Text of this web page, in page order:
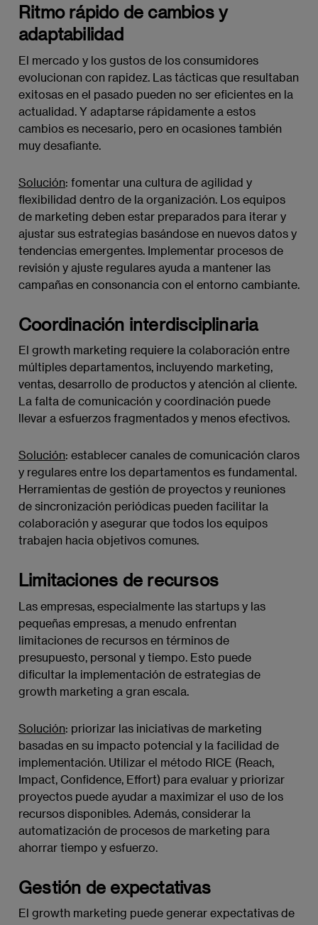
Ritmo rápido de cambios y
adaptabilidad
El mercado y los gustos de los consumidores
evolucionan con rapidez. Las tácticas que resultaban
exitosas en el pasado pueden no ser eficientes en la
actualidad. Y adaptarse rápidamente a estos
cambios es necesario, pero en ocasiones también
muy desafiante.
Solución: fomentar una cultura de agilidad y
flexibilidad dentro de la organización. Los equipos
de marketing deben estar preparados para iterar y
ajustar sus estrategias basándose en nuevos datos y
tendencias emergentes. Implementar procesos de
revisión y ajuste regulares ayuda a mantener las
campañas en consonancia con el entorno cambiante.
Coordinación interdisciplinaria
El growth marketing requiere la colaboración entre
múltiples departamentos, incluyendo marketing,
ventas, desarrollo de productos y atención al cliente.
La falta de comunicación y coordinación puede
llevar a esfuerzos fragmentados y menos efectivos.
Solución: establecer canales de comunicación claros
y regulares entre los departamentos es fundamental.
Herramientas de gestión de proyectos y reuniones
de sincronización periódicas pueden facilitar la
colaboración y asegurar que todos los equipos
trabajen hacia objetivos comunes.
Limitaciones de recursos
Las empresas, especialmente las startups y las
pequeñas empresas, a menudo enfrentan
limitaciones de recursos en términos de
presupuesto, personal y tiempo. Esto puede
dificultar la implementación de estrategias de
growth marketing a gran escala.
Solución: priorizar las iniciativas de marketing
basadas en su impacto potencial y la facilidad de
implementación. Utilizar el método RICE (Reach,
Impact, Confidence, Effort) para evaluar y priorizar
proyectos puede ayudar a maximizar el uso de los
recursos disponibles. Además, considerar la
automatización de procesos de marketing para
ahorrar tiempo y esfuerzo.
Gestión de expectativas
El growth marketing puede generar expectativas de